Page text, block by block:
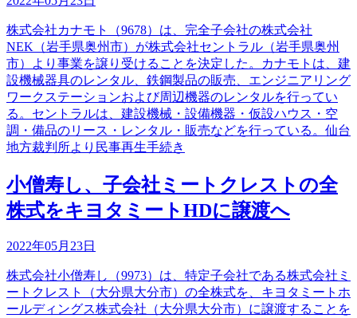
株式会社カナモト（9678）は、完全子会社の株式会社
NEK（岩手県奥州市）が株式会社セントラル（岩手県奥州
市）より事業を譲り受けることを決定した。カナモトは、建
設機械器具のレンタル、鉄鋼製品の販売、エンジニアリング
ワークステーションおよび周辺機器のレンタルを行ってい
る。セントラルは、建設機械・設備機器・仮設ハウス・空
調・備品のリース・レンタル・販売などを行っている。仙台
地方裁判所より民事再生手続き
小僧寿し、子会社ミートクレストの全
株式をキヨタミートHDに譲渡へ
2022年05月23日
株式会社小僧寿し（9973）は、特定子会社である株式会社ミ
ートクレスト（大分県大分市）の全株式を、キヨタミートホ
ールディングス株式会社（大分県大分市）に譲渡することを